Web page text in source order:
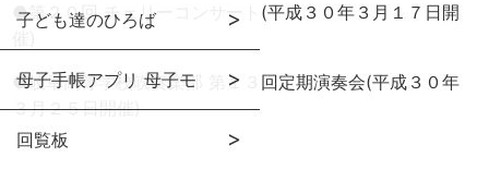
子ども達のひろば
母子手帳アプリ 母子モ
回覧板
●第２０回 チェリーコンサート(平成３０年３月１７日開
●岐阜高等学校吹奏楽部 第１３回定期演奏会(平成３０年
３月２５日開催)